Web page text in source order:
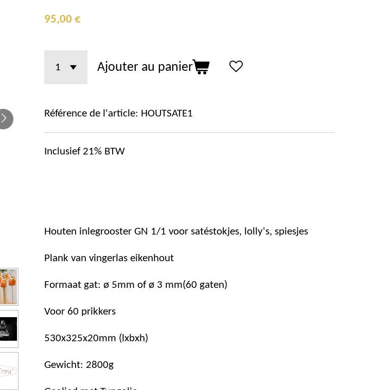
95,00 €
Ajouter au panier
Référence de l'article: HOUTSATE1
Inclusief 21% BTW
Houten inlegrooster GN 1/1 voor satéstokjes, lolly's, spiesjes
Plank van vingerlas eikenhout
Formaat gat: ø 5mm of ø 3 mm(60 gaten)
Voor 60 prikkers
530x325x20mm (lxbxh)
Gewicht: 2800g